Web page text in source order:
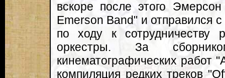
вскоре после этого
Emerson Band" и отправился
по ходу к сотрудничеству
оркестры. За
кинематографических работ
компиляция редких треков